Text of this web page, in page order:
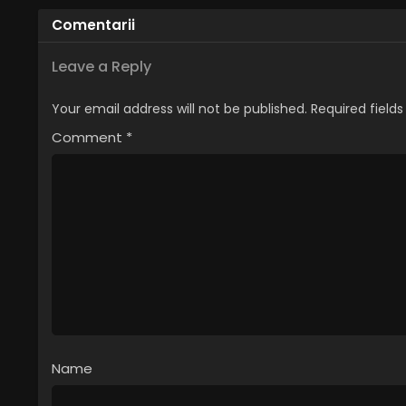
Comentarii
Leave a Reply
Your email address will not be published. Required
Comment *
Name